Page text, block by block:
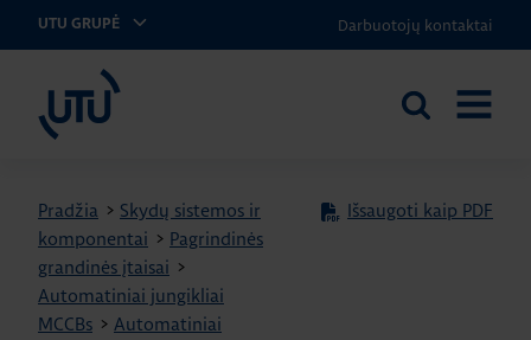
UTU GRUPĖ Darbuotojų kontaktai
UTU Lithuania
Ieškoti
Pradžia > Skydų sistemos ir
komponentai > Pagrindinės
grandinės įtaisai >
Automatiniai jungikliai
MCCBs > Automatiniai
Išsaugoti kaip PDF